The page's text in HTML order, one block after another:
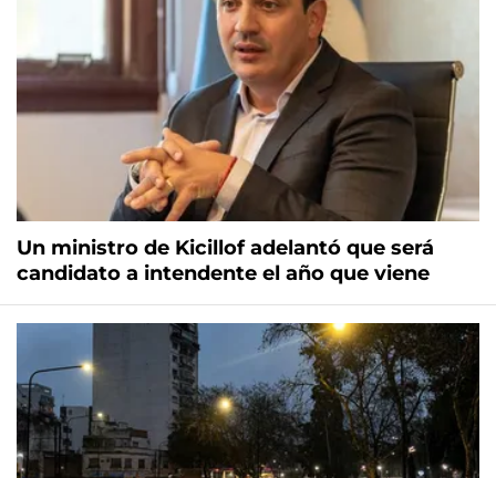
Un ministro de Kicillof adelantó que será
candidato a intendente el año que viene